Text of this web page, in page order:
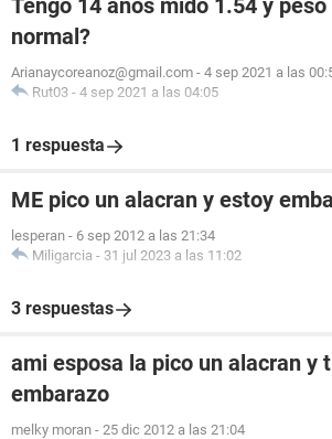
Tengo 14 años mido 1.54 y
normal?
Arianaycoreanoz@gmail.com - 4 sep 2021 a las
Rut03 - 4 sep 2021 a las 04:05
1 respuesta
ME pico un alacran y estoy
lesperan - 6 sep 2012 a las 21:34
Miligarcia - 31 jul 2023 a las 11:02
3 respuestas
ami esposa la pico un alacran y
embarazo
melky moran - 25 dic 2012 a las 21:04